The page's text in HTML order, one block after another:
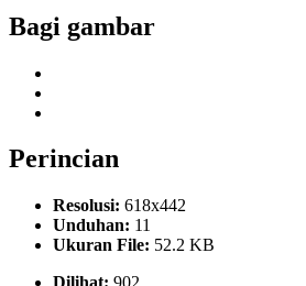
Bagi gambar
Perincian
Resolusi: 618x442
Unduhan: 11
Ukuran File: 52.2 KB